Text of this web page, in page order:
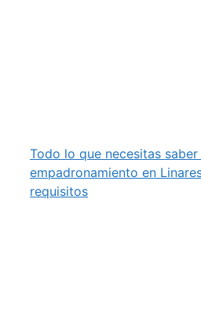
Todo lo que necesitas
empadronamiento en
requisitos